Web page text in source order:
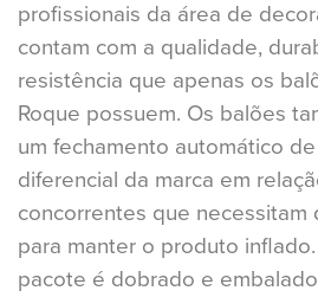
profissionais da área de
contam com a qualidade,
resistência que apenas os
Roque possuem. Os balões
um fechamento automático
diferencial da marca em
concorrentes que necessitam
para manter o produto
pacote é dobrado e